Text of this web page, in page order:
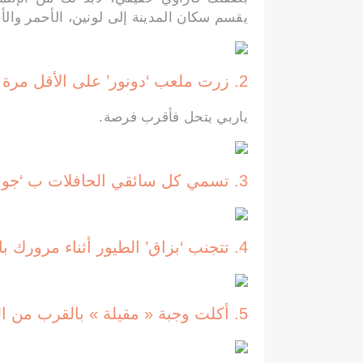
يقسم سكان المدينة إلى لونين، الأحمر
2. زرت ملعب ‘دونور’ على الأقل مرة واحدة في حياتك
ياربي يتحل فأقرب فرصة.
3. تسمي كل سائقي الحافلات ب ‘جواد’
4. تتجنب ‘بزاق’ الطيور أثناء مرورك بالقرب من حديقة ياسمينة
5. أكلت وجبة « مقيلة » بالقرب من الميناء